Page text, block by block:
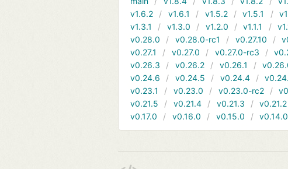
v1.6.2
v1.6.1 v1.5.2 v1.5.1
v1.3.1
v1.3.0 v1.2.0 v1.1.1
v0.28.0
v0.28.0-rc1 v0.27.10
v0.27.1
v0.27.0 v0.27.0-rc3
v0.26.3
v0.26.2 v0.26.1
v0.24.6
v0.24.5 v0.24.4
v0.23.1
v0.23.0 v0.23.0-rc2
v0.21.5
v0.21.4 v0.21.3 v0.21.2
v0.17.0
v0.16.0 v0.15.0 v0.14.0